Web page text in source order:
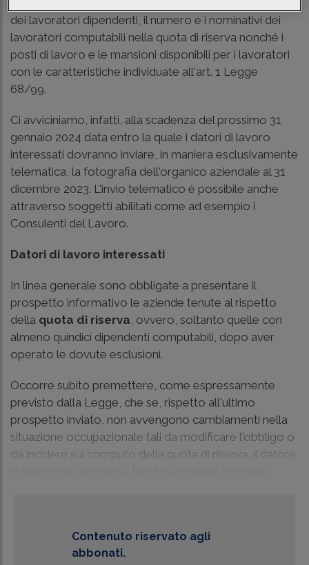
dei lavoratori dipendenti, il numero e i nominativi dei
lavoratori computabili nella quota di riserva nonché i
posti di lavoro e le mansioni disponibili per i lavoratori
con le caratteristiche individuate all'art. 1 Legge
68/99.
Ci avviciniamo, infatti, alla scadenza del prossimo 31
gennaio 2024 data entro la quale i datori di lavoro
interessati dovranno inviare, in maniera esclusivamente
telematica, la fotografia dell'organico aziendale al 31
dicembre 2023. L'invio telematico è possibile anche
attraverso soggetti abilitati come ad esempio i
Consulenti del Lavoro.
Datori di lavoro interessati
In linea generale sono obbligate a presentare il
prospetto informativo le aziende tenute al rispetto
della quota di riserva , ovvero, soltanto quelle con
almeno quindici dipendenti computabili, dopo aver
operato le dovute esclusioni.
Occorre subito premettere, come espressamente
previsto dalla Legge, che se, rispetto all'ultimo
prospetto inviato, non avvengono cambiamenti nella
situazione occupazionale tali da modificare l'obbligo o
da incidere sul computo della quota di riserva, il datore
Contenuto riservato agli
abbonati.